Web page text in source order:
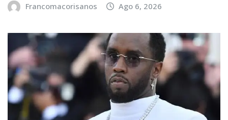
Francomacorisanos Ago 6, 2026